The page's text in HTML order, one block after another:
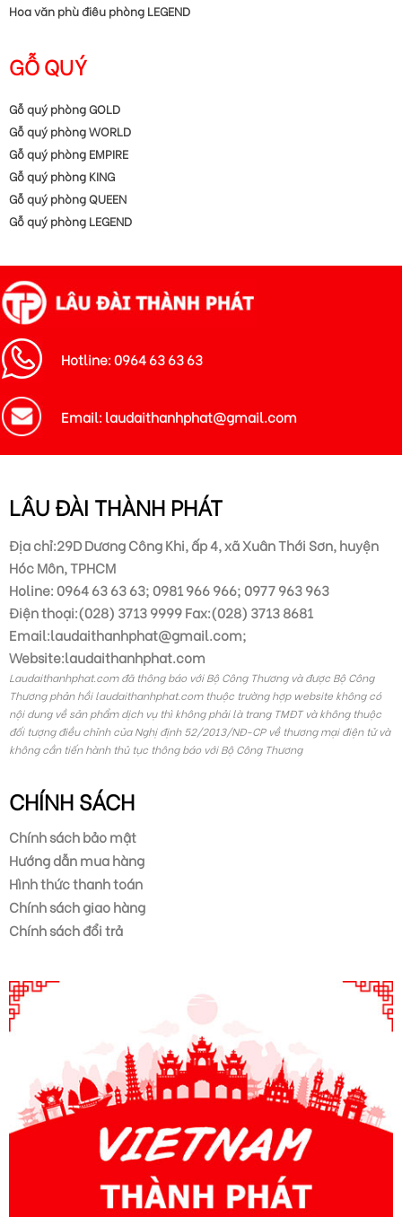
Hoa văn phù điêu phòng LEGEND
GỖ QUÝ
Gỗ quý phòng GOLD
Gỗ quý phòng WORLD
Gỗ quý phòng EMPIRE
Gỗ quý phòng KING
Gỗ quý phòng QUEEN
Gỗ quý phòng LEGEND
Hotline: 0964 63 63 63
Email: laudaithanhphat@gmail.com
LÂU ĐÀI THÀNH PHÁT
Địa chỉ:29D Dương Công Khi, ấp 4, xã Xuân Thới Sơn, huyện
Hóc Môn, TPHCM
Holine: 0964 63 63 63; 0981 966 966; 0977 963 963
Điện thoại:(028) 3713 9999 Fax:(028) 3713 8681
Email:laudaithanhphat@gmail.com;
Website:laudaithanhphat.com
Laudaithanhphat.com đã thông báo với Bộ Công Thương và được Bộ Công
Thương phản hồi laudaithanhphat.com thuộc trường hợp website không có
nội dung về sản phẩm dịch vụ thì không phải là trang TMĐT và không thuộc
đối tượng điều chỉnh của Nghị định 52/2013/NĐ-CP về thương mại điện tử và
không cần tiến hành thủ tục thông báo với Bộ Công Thương
CHÍNH SÁCH
Chính sách bảo mật
Hướng dẫn mua hàng
Hình thức thanh toán
Chính sách giao hàng
Chính sách đổi trả